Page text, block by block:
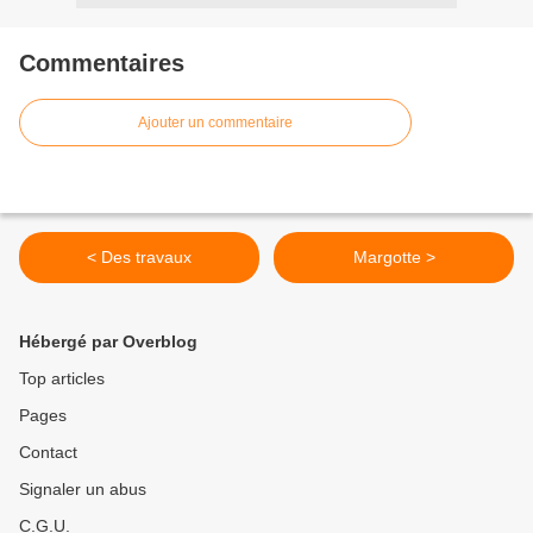
Commentaires
Ajouter un commentaire
< Des travaux Margotte >
Hébergé par Overblog
Top articles
Pages
Contact
Signaler un abus
C.G.U.